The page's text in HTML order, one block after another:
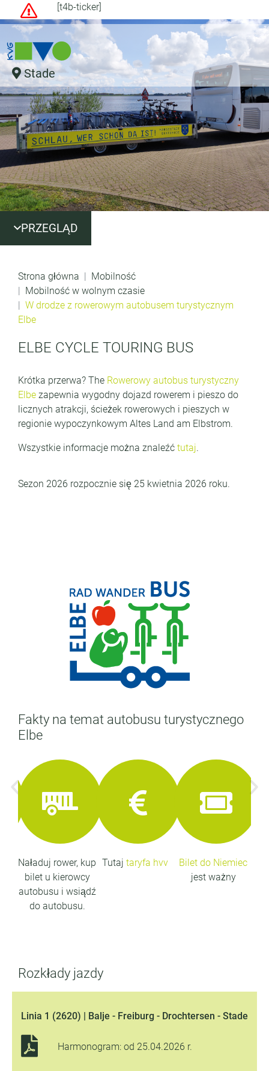
[t4b-ticker]
Stade
PRZEGLĄD
Strona główna
Mobilność
Mobilność w wolnym czasie
W drodze z rowerowym autobusem turystycznym
Elbe
ELBE CYCLE TOURING BUS
Krótka przerwa? The Rowerowy autobus turystyczny
Elbe zapewnia wygodny dojazd rowerem i pieszo do
licznych atrakcji, ścieżek rowerowych i pieszych w
regionie wypoczynkowym Altes Land am Elbstrom.
Wszystkie informacje można znaleźć tutaj.
Sezon 2026 rozpocznie się 25 kwietnia 2026 roku.
Fakty na temat autobusu turystycznego
Elbe
Naładuj rower, kup
bilet u kierowcy
autobusu i wsiądź
do autobusu.
Tutaj taryfa hvv
Bilet do Niemiec
jest ważny
Rozkłady jazdy
Linia 1 (2620) | Balje - Freiburg - Drochtersen - Stade
Harmonogram: od 25.04.2026 r.